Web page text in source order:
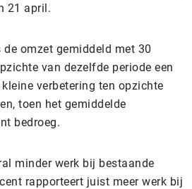
21 april.
omzet gemiddeld met 30
van dezelfde periode een
verbetering ten opzichte
toen het gemiddelde
bedroeg.
minder werk bij bestaande
rapporteert juist meer werk bij